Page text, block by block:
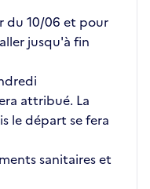
du 10/06 et pour
jusqu'à fin
attribué. La
le départ se fera
sanitaires et